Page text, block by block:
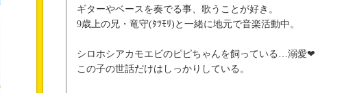
ギターやベースを奏でる事、歌うことが好き。
9歳上の兄・竜守(ﾀﾂﾓﾘ)と一緒に地元で音楽活動中。
シロホシアカモエビのピピちゃんを飼っている…溺愛❤
この子の世話だけはしっかりしている。